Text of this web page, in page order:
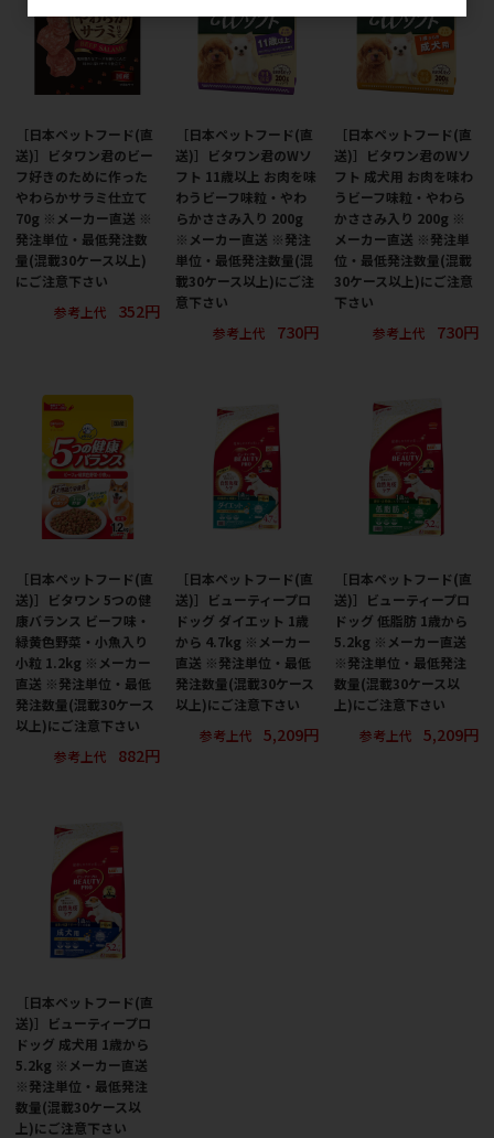
［日本ペットフード(直
送)］ビタワン君のビー
フ好きのために作った
やわらかサラミ仕立て
70g ※メーカー直送 ※
発注単位・最低発注数
量(混載30ケース以上)
にご注意下さい
参考上代
352円
［日本ペットフード(直
送)］ビタワン君のWソ
フト 11歳以上 お肉を味
わうビーフ味粒・やわ
らかささみ入り 200g
※メーカー直送 ※発注
単位・最低発注数量(混
載30ケース以上)にご注
意下さい
参考上代
730円
［日本ペットフード(直
送)］ビタワン君のWソ
フト 成犬用 お肉を味わ
うビーフ味粒・やわら
かささみ入り 200g ※
メーカー直送 ※発注単
位・最低発注数量(混載
30ケース以上)にご注意
下さい
参考上代
730円
［日本ペットフード(直
送)］ビタワン 5つの健
康バランス ビーフ味・
緑黄色野菜・小魚入り
小粒 1.2kg ※メーカー
直送 ※発注単位・最低
発注数量(混載30ケース
以上)にご注意下さい
参考上代
882円
［日本ペットフード(直
送)］ビューティープロ
ドッグ ダイエット 1歳
から 4.7kg ※メーカー
直送 ※発注単位・最低
発注数量(混載30ケース
以上)にご注意下さい
参考上代
5,209円
［日本ペットフード(直
送)］ビューティープロ
ドッグ 低脂肪 1歳から
5.2kg ※メーカー直送
※発注単位・最低発注
数量(混載30ケース以
上)にご注意下さい
参考上代
5,209円
［日本ペットフード(直
送)］ビューティープロ
ドッグ 成犬用 1歳から
5.2kg ※メーカー直送
※発注単位・最低発注
数量(混載30ケース以
上)にご注意下さい